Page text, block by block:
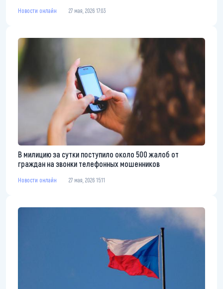
Новости онлайн 27 мая, 2026 17:03
В милицию за сутки поступило около 500 жалоб от
граждан на звонки телефонных мошенников
Новости онлайн 27 мая, 2026 15:11